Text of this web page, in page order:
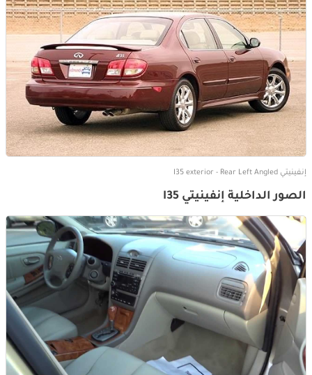
إنفينيتي I35 exterior - Rear Left Angled
الصور الداخلية إنفينيتي I35